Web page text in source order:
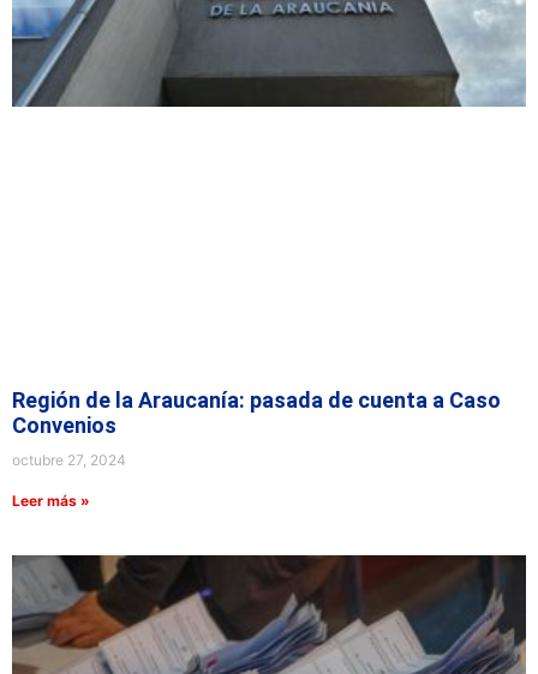
Región de la Araucanía: pasada de cuenta a Caso
Convenios
octubre 27, 2024
Leer más »